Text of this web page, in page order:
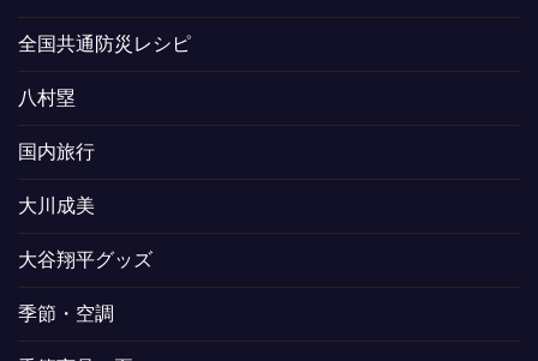
全国共通防災レシピ
八村塁
国内旅行
大川成美
大谷翔平グッズ
季節・空調